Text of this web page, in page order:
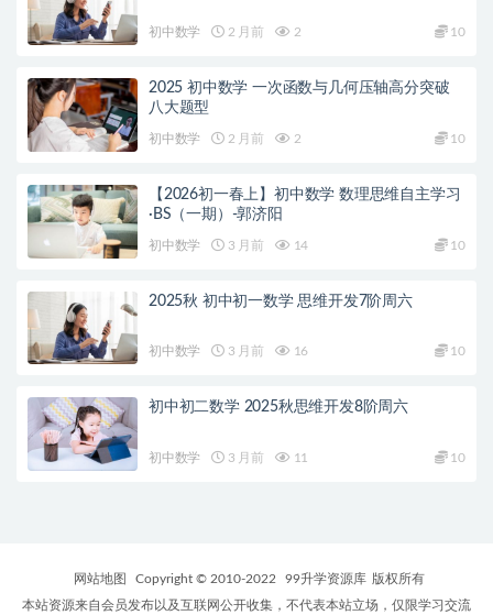
初中数学 2 月前 2 10
2025 初中数学 一次函数与几何压轴高分突破
八大题型
初中数学 2 月前 2 10
【2026初一春上】初中数学 数理思维自主学习
·BS（一期）-郭济阳
初中数学 3 月前 14 10
2025秋 初中初一数学 思维开发7阶周六
初中数学 3 月前 16 10
初中初二数学 2025秋思维开发8阶周六
初中数学 3 月前 11 10
网站地图 Copyright © 2010-2022 99升学资源库 版权所有
本站资源来自会员发布以及互联网公开收集，不代表本站立场，仅限学习交流